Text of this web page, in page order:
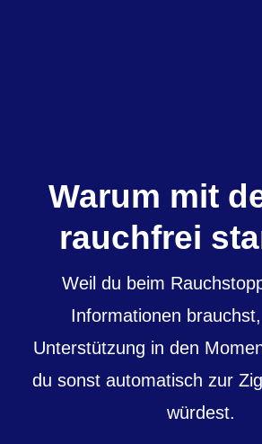
Warum mit
rauchfrei
Weil du beim
Informationen
Unterstützung in den
du sonst automatisch zur
würdest.